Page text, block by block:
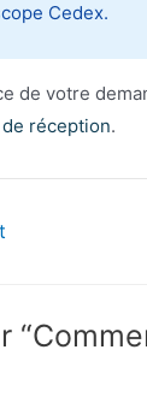
Cedex.
de votre
réception.